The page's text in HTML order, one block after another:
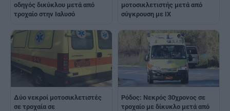
οδηγός δικύκλου μετά από
τροχαίο στην Ιαλυσό
μοτοσικλετιστής μετά από
σύγκρουση με ΙΧ
Δύο νεκροί μοτοσικλετιστές
σε τροχαία σε
Ρόδος: Νεκρός 30χρονος σε
τροχαίο με δίκυκλο μετά από